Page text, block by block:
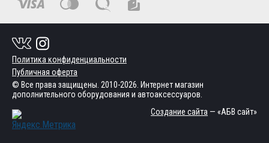
Политика конфиденциальности
Публичная оферта
© Все права защищены. 2010-2026. Интернет магазин
дополнительного оборудования и автоаксессуаров.
Создание сайта — «АБВ сайт»